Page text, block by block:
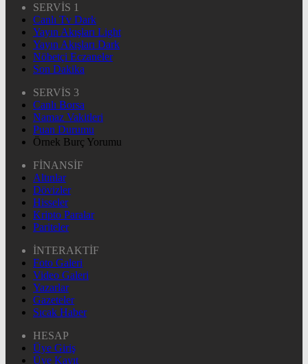
SERVİS 1
Canlı Tv Dark
Yayın Akışları Light
Yayın Akışları Dark
Nöbetçi Eczaneler
Son Dakika
SERVİS 3
Canlı Borsa
Namaz Vakitleri
Puan Durumu
Örnek Burç Yorumu
FİNANSİF
Altınlar
Dövizler
Hisseler
Kripto Paralar
Pariteler
İNTERAKTİF
Foto Galeri
Video Galeri
Yazarlar
Gazeteler
Sıcak Haber
HESAP
Üye Giriş
Üye Kayıt